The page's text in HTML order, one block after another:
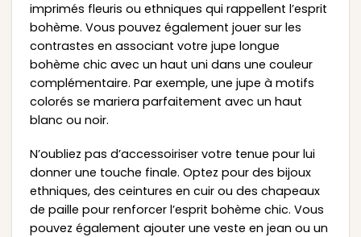
imprimés fleuris ou ethniques qui rappellent l’esprit
bohème. Vous pouvez également jouer sur les
contrastes en associant votre jupe longue
bohème chic avec un haut uni dans une couleur
complémentaire. Par exemple, une jupe à motifs
colorés se mariera parfaitement avec un haut
blanc ou noir.
N’oubliez pas d’accessoiriser votre tenue pour lui
donner une touche finale. Optez pour des bijoux
ethniques, des ceintures en cuir ou des chapeaux
de paille pour renforcer l’esprit bohème chic. Vous
pouvez également ajouter une veste en jean ou un